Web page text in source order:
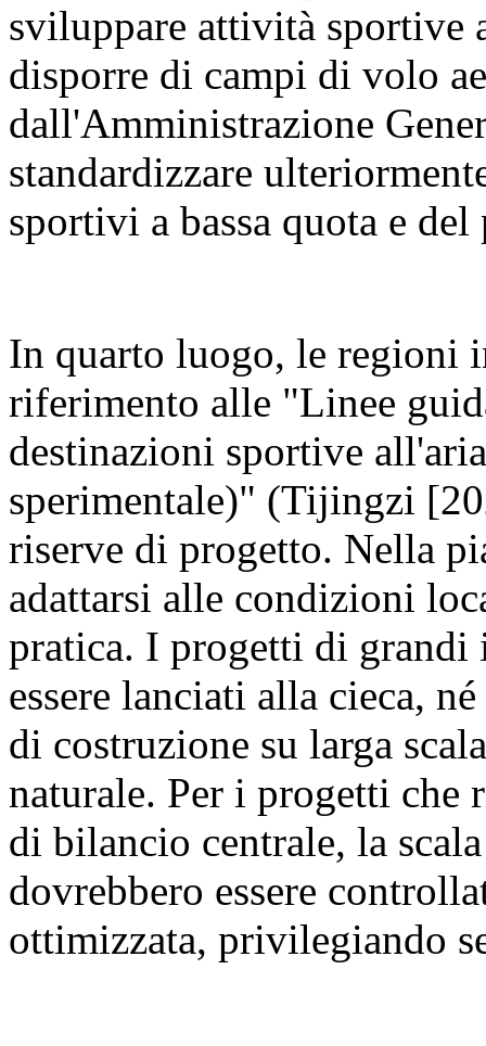
sviluppare attività sportive
disporre di campi di volo
dall'Amministrazione
standardizzare
sportivi a bassa quota e
In quarto luogo, le regioni
riferimento alle "Linee
destinazioni sportive
sperimentale)" (Tijingzi
riserve di progetto. Nella
adattarsi alle condizioni
pratica. I progetti di
essere lanciati alla cieca,
di costruzione su larga
naturale. Per i progetti
di bilancio centrale, la
dovrebbero essere
ottimizzata, privilegiando